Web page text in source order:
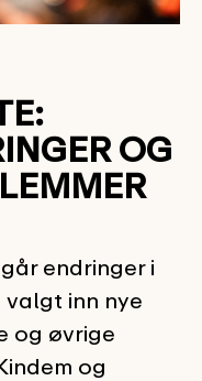
OG
endringer i
inn nye
og øvrige
og